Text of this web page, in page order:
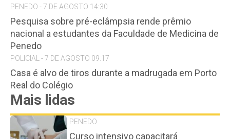
PENEDO - 7 DE AGOSTO 14:30
Pesquisa sobre pré-eclâmpsia rende prêmio
nacional a estudantes da Faculdade de Medicina de
Penedo
POLICIAL - 7 DE AGOSTO 09:17
Casa é alvo de tiros durante a madrugada em Porto
Real do Colégio
Mais lidas
PENEDO
Curso intensivo capacitará